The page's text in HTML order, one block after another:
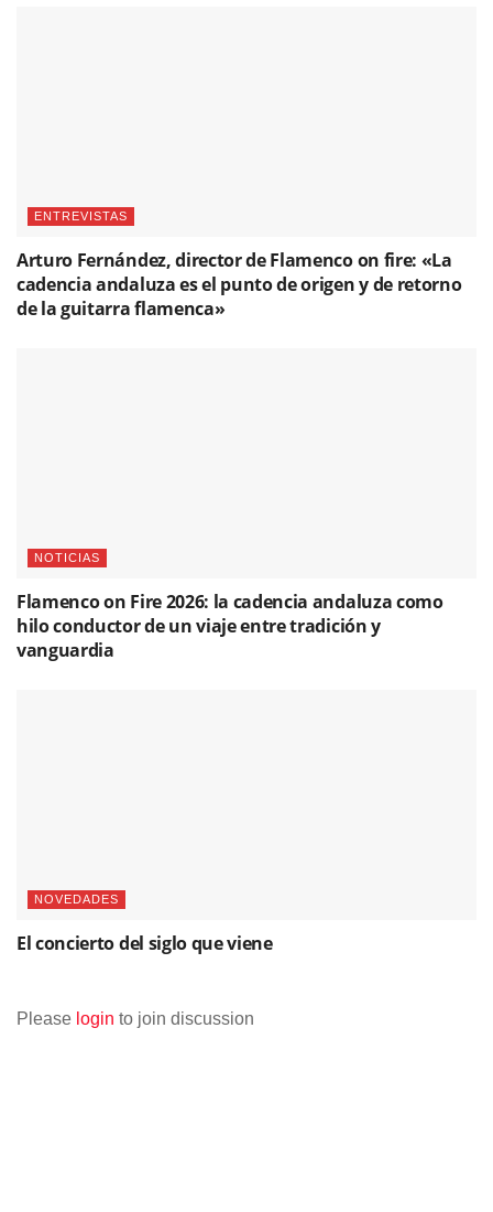
ENTREVISTAS
Arturo Fernández, director de Flamenco on fire: «La
cadencia andaluza es el punto de origen y de retorno
de la guitarra flamenca»
NOTICIAS
Flamenco on Fire 2026: la cadencia andaluza como
hilo conductor de un viaje entre tradición y
vanguardia
NOVEDADES
El concierto del siglo que viene
Please login to join discussion